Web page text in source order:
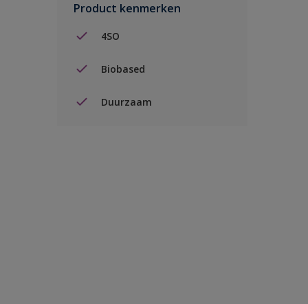
Product kenmerken
4SO
Biobased
Duurzaam